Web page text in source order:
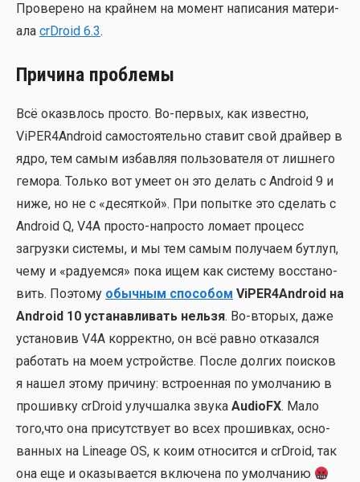
Про­ве­ре­но на край­нем на момент напи­са­ния мате­ри­
а­ла crDroid 6.3.
Причина проблемы
Всё оказ­влось про­сто. Во-пер­вых, как извест­но,
ViPER4Android само­сто­я­тель­но ста­вит свой драй­вер в
ядро, тем самым избав­ляя поль­зо­ва­те­ля от лиш­не­го
гемо­ра. Толь­ко вот уме­ет он это делать с Android 9 и
ниже, но не с «десят­кой». При попыт­ке это сде­лать с
Android Q, V4A про­сто-напро­сто лома­ет про­цесс
загруз­ки систе­мы, и мы тем самым полу­ча­ем бут­луп,
чему и «раду­ем­ся» пока ищем как систе­му вос­ста­но­
вить. Поэто­му обыч­ным спо­со­бом ViPER4Android на
Android 10 уста­нав­ли­вать нель­зя. Во-вто­рых, даже
уста­но­вив V4A кор­рект­но, он всё рав­но отка­зал­ся
рабо­тать на моем устрой­стве. После дол­гих поис­ков
я нашел это­му при­чи­ну: встро­ен­ная по умол­ча­нию в
про­шив­ку crDroid улуч­шал­ка зву­ка AudioFX. Мало
того,что она при­сут­ству­ет во всех про­шив­ках, осно­
ван­ных на Lineage OS, к коим отно­сит­ся и crDroid, так
она еще и ока­зы­ва­ет­ся вклю­че­на по умол­ча­нию